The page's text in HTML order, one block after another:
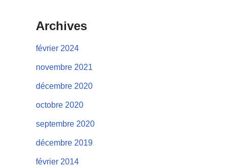
Archives
février 2024
novembre 2021
décembre 2020
octobre 2020
septembre 2020
décembre 2019
février 2014